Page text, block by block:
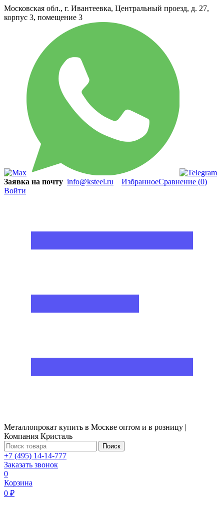
Московская обл., г. Ивантеевка, Центральный проезд, д. 27,
корпус 3, помещение 3
Заявка на почту info@ksteel.ru ИзбранноеСравнение (0)
Войти
Металлопрокат купить в Москве оптом и в розницу |
Компания Кристаль
Поиск
+7 (495) 14-14-777
Заказать звонок
0
Корзина
0 ₽